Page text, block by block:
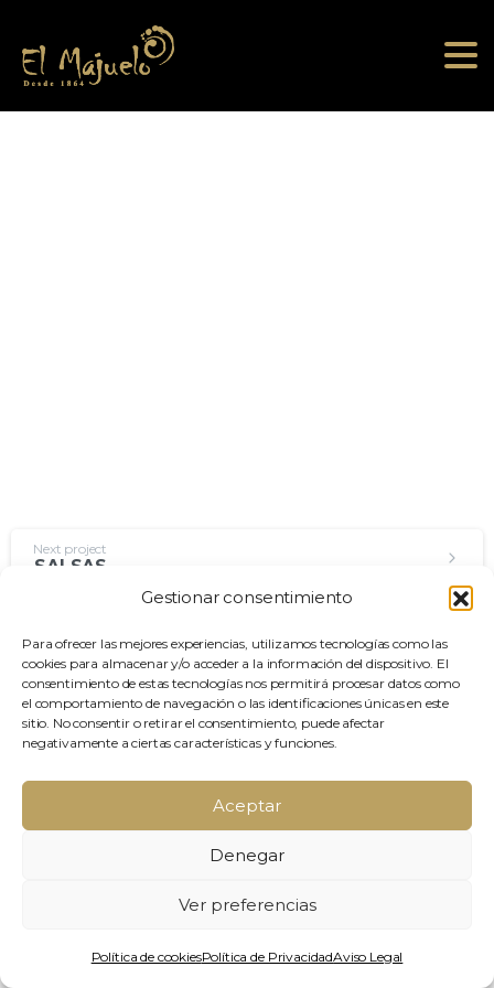
Gestionar consentimiento
Para ofrecer las mejores experiencias, utilizamos tecnologías como las
cookies para almacenar y/o acceder a la información del dispositivo. El
consentimiento de estas tecnologías nos permitirá procesar datos como
el comportamiento de navegación o las identificaciones únicas en este
sitio. No consentir o retirar el consentimiento, puede afectar
negativamente a ciertas características y funciones.
Aceptar
Denegar
Ver preferencias
Política de cookiesPolítica de PrivacidadAviso Legal
Continue
Reading
Next project
SALSAS